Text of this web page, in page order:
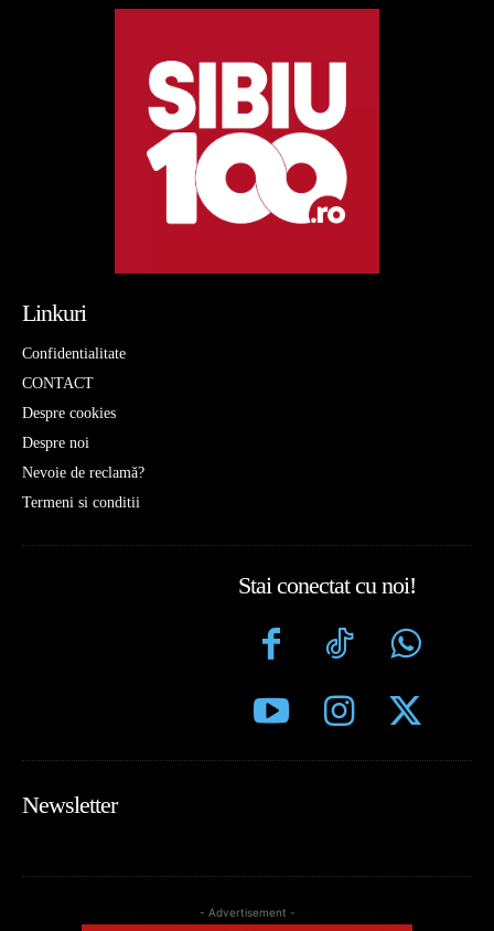
Linkuri
Confidentialitate
CONTACT
Despre cookies
Despre noi
Nevoie de reclamă?
Termeni si conditii
Stai conectat cu noi!
Newsletter
- Advertisement -